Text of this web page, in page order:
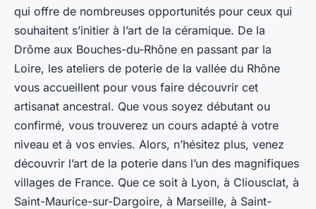
qui offre de nombreuses opportunités pour ceux qui
souhaitent s’initier à l’art de la céramique. De la
Drôme aux Bouches-du-Rhône en passant par la
Loire, les ateliers de poterie de la vallée du Rhône
vous accueillent pour vous faire découvrir cet
artisanat ancestral. Que vous soyez débutant ou
confirmé, vous trouverez un cours adapté à votre
niveau et à vos envies. Alors, n’hésitez plus, venez
découvrir l’art de la poterie dans l’un des magnifiques
villages de France. Que ce soit à Lyon, à Cliousclat, à
Saint-Maurice-sur-Dargoire, à Marseille, à Saint-